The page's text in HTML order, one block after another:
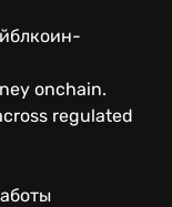
onchain.
regulated